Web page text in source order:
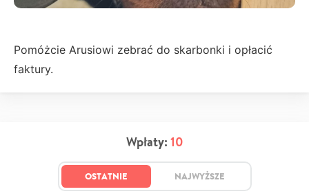
Pomóżcie Arusiowi zebrać do skarbonki i opłacić
faktury.
Wpłaty: 10
OSTATNIE NAJWYŻSZE